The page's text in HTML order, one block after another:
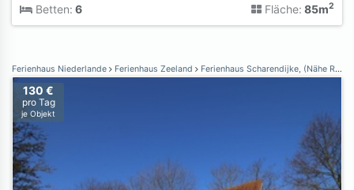
Betten: 6 Fläche: 85m2
Ferienhaus Niederlande Ferienhaus Zeeland Ferienhaus Scharendijke, (Nähe Renesse)
130 €
pro Tag
je Objekt